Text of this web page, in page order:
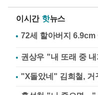
이시간 핫뉴스
권상우 "내 또래 중
"X돌았네" 김희철,